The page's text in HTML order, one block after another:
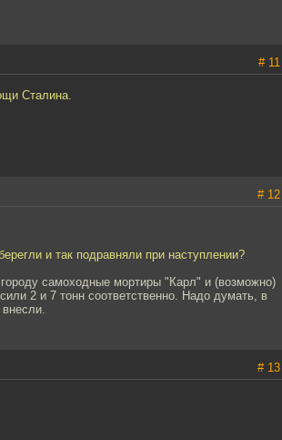
# 11
Сталина.
# 12
и так подравняли при наступлении?
самоходные мортиры "Карл" и (возможно)
2 и 7 тонн соответственно. Надо думать, в
# 13